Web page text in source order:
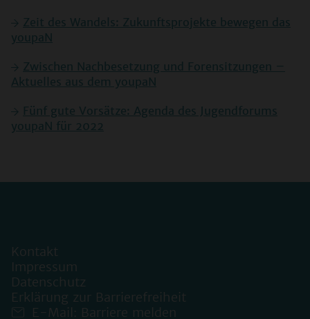
Zeit des Wandels: Zukunftsprojekte bewegen das
youpaN
Zwischen Nachbesetzung und Forensitzungen –
Aktuelles aus dem youpaN
Fünf gute Vorsätze: Agenda des Jugendforums
youpaN für 2022
Kontakt
Impressum
Datenschutz
Erklärung zur Barrierefreiheit
E-Mail: Barriere melden